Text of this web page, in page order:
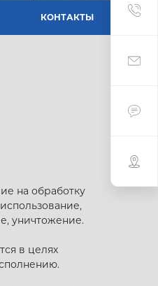
КОНТАКТЫ
на обработку
уничтожение.
в целях